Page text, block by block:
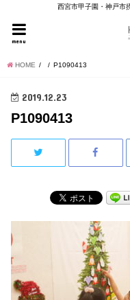
西宮市甲子園・神戸市
menu
HOME P1090413
2019.12.23
P1090413